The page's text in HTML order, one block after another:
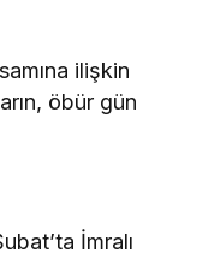
ilişkin
öbür gün
İmralı